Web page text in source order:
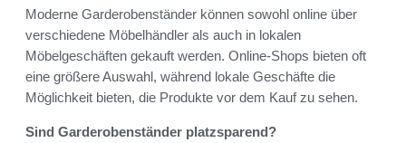
Moderne Garderobenständer können sowohl online über
verschiedene Möbelhändler als auch in lokalen
Möbelgeschäften gekauft werden. Online-Shops bieten oft
eine größere Auswahl, während lokale Geschäfte die
Möglichkeit bieten, die Produkte vor dem Kauf zu sehen.
Sind Garderobenständer platzsparend?